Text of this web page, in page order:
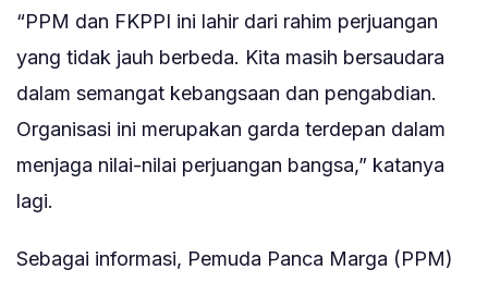
“PPM dan FKPPI ini lahir dari rahim perjuangan
yang tidak jauh berbeda. Kita masih bersaudara
dalam semangat kebangsaan dan pengabdian.
Organisasi ini merupakan garda terdepan dalam
menjaga nilai-nilai perjuangan bangsa,” katanya
lagi.
Sebagai informasi, Pemuda Panca Marga (PPM)